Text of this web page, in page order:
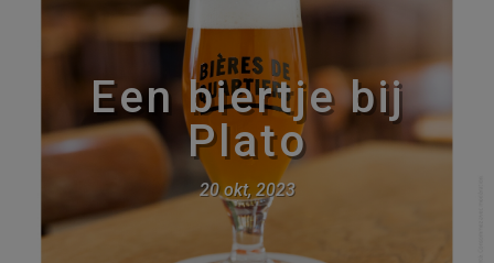
Een biertje bij
Plato
20 okt, 2023